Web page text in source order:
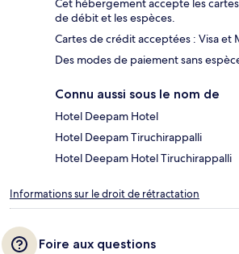
Cet hébergement accepte les
de débit et les espèces.
Cartes de crédit acceptées : Visa et
Des modes de paiement sans
Connu aussi sous le nom de
Hotel Deepam Hotel
Hotel Deepam Tiruchirappalli
Hotel Deepam Hotel Tiruchirappalli
Informations sur le droit de rétractation
Foire aux questions